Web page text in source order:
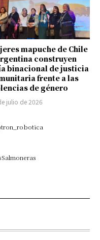
mapuche de Chile
construyen
binacional de justicia
frente a las
de género
julio de 2026